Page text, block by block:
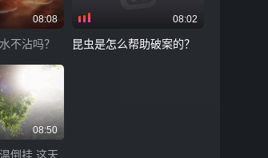
08:08
不沾吗？
08:02
昆虫是怎么帮助破案的？
08:50
倒挂 这天